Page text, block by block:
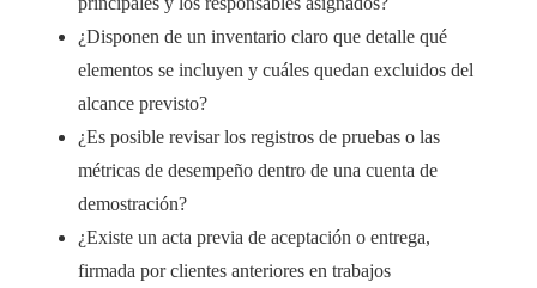
¿Disponen de un inventario claro que detalle qué
elementos se incluyen y cuáles quedan excluidos del
alcance previsto?
¿Es posible revisar los registros de pruebas o las
métricas de desempeño dentro de una cuenta de
demostración?
¿Existe un acta previa de aceptación o entrega,
firmada por clientes anteriores en trabajos